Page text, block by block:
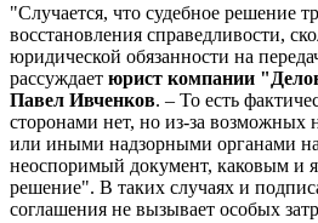
"Случается, что судебное решение
восстановления справедливости,
юридической обязанности на
рассуждает юрист компании
Павел Ивченков. – То есть
сторонами нет, но из-за возможных
или иными надзорными органами
неоспоримый документ, каковым и
решение". В таких случаях и
соглашения не вызывает особых